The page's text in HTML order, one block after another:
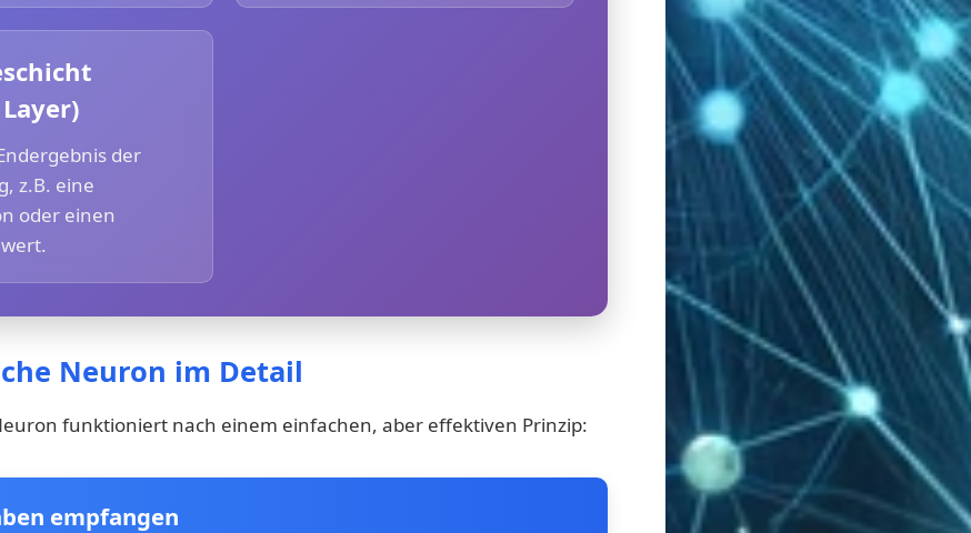
der
z.B. eine
oder einen
Neuron im Detail
funktioniert nach einem einfachen, aber effektiven Prinzip:
empfangen